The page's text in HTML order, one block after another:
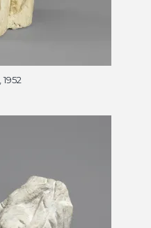
, 1952